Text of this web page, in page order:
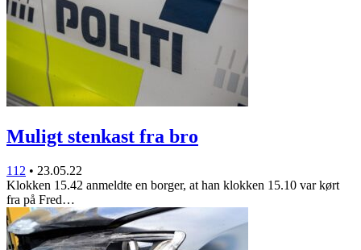
Muligt stenkast fra bro
112 • 23.05.22
Klokken 15.42 anmeldte en borger, at han klokken 15.10 var kørt
fra på Fred…